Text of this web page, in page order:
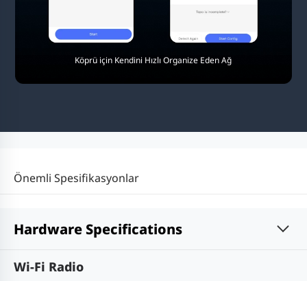
Köprü için Kendini Hızlı Organize Eden Ağ
Önemli Spesifikasyonlar
Hardware Specifications
Wi-Fi Radio